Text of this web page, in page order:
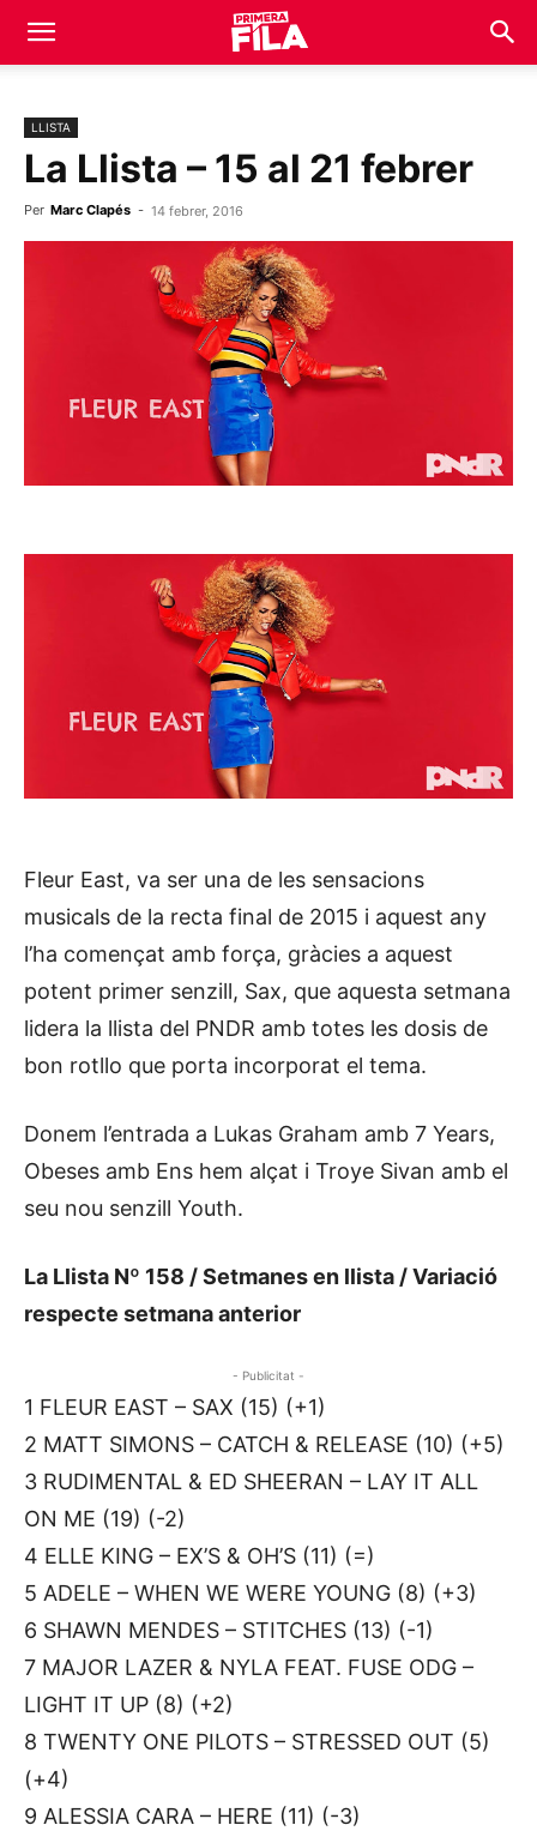
LLISTA
La Llista – 15 al 21 febrer
Per Marc Clapés - 14 febrer, 2016
Fleur East, va ser una de les sensacions
musicals de la recta final de 2015 i aquest any
l’ha començat amb força, gràcies a aquest
potent primer senzill, Sax, que aquesta setmana
lidera la llista del PNDR amb totes les dosis de
bon rotllo que porta incorporat el tema.
Donem l’entrada a Lukas Graham amb 7 Years,
Obeses amb Ens hem alçat i Troye Sivan amb el
seu nou senzill Youth.
La Llista Nº 158 / Setmanes en llista / Variació
respecte setmana anterior
- Publicitat -
1 FLEUR EAST – SAX (15) (+1)
2 MATT SIMONS – CATCH & RELEASE (10) (+5)
3 RUDIMENTAL & ED SHEERAN – LAY IT ALL
ON ME (19) (-2)
4 ELLE KING – EX’S & OH’S (11) (=)
5 ADELE – WHEN WE WERE YOUNG (8) (+3)
6 SHAWN MENDES – STITCHES (13) (-1)
7 MAJOR LAZER & NYLA FEAT. FUSE ODG –
LIGHT IT UP (8) (+2)
8 TWENTY ONE PILOTS – STRESSED OUT (5)
(+4)
9 ALESSIA CARA – HERE (11) (-3)